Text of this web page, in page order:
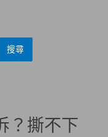
搜尋
？撕不下